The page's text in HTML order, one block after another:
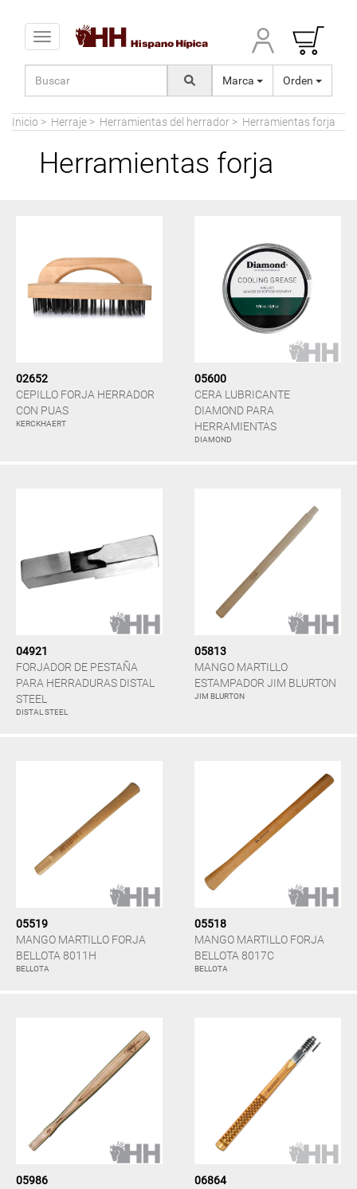
Toggle navigation
Marca Orden
Inicio > Herraje > Herramientas del herrador > Herramientas forja
Herramientas forja
02652
CEPILLO FORJA HERRADOR
CON PUAS
KERCKHAERT
05600
CERA LUBRICANTE
DIAMOND PARA
HERRAMIENTAS
DIAMOND
04921
FORJADOR DE PESTAÑA
PARA HERRADURAS DISTAL
STEEL
DISTAL STEEL
05813
MANGO MARTILLO
ESTAMPADOR JIM BLURTON
JIM BLURTON
05519
MANGO MARTILLO FORJA
BELLOTA 8011H
BELLOTA
05518
MANGO MARTILLO FORJA
BELLOTA 8017C
BELLOTA
05986
06864